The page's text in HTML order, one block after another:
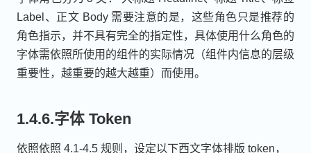
Label、正文 Body 需要注意的是，这些角色只是推荐的
角色指示，并不具有完全的指定性，具体使用什么角色的
字体需依照所使用的组件的实际情况（组件内信息的层级
重要性，越重要的越大越重）而使用。
1.4.6.字体 Token
依照依照 4.1-4.5 规则，设定以下西文字体排版 token，